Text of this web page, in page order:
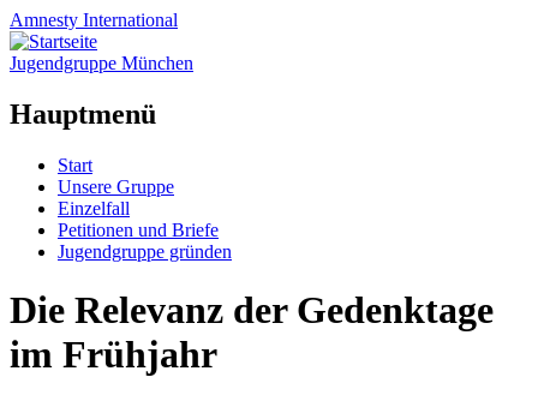
Amnesty International
Jugendgruppe München
Hauptmenü
Zum
Inhalt
springen
Start
Unsere Gruppe
Einzelfall
Petitionen und Briefe
Jugendgruppe gründen
Die Relevanz der Gedenktage
im Frühjahr